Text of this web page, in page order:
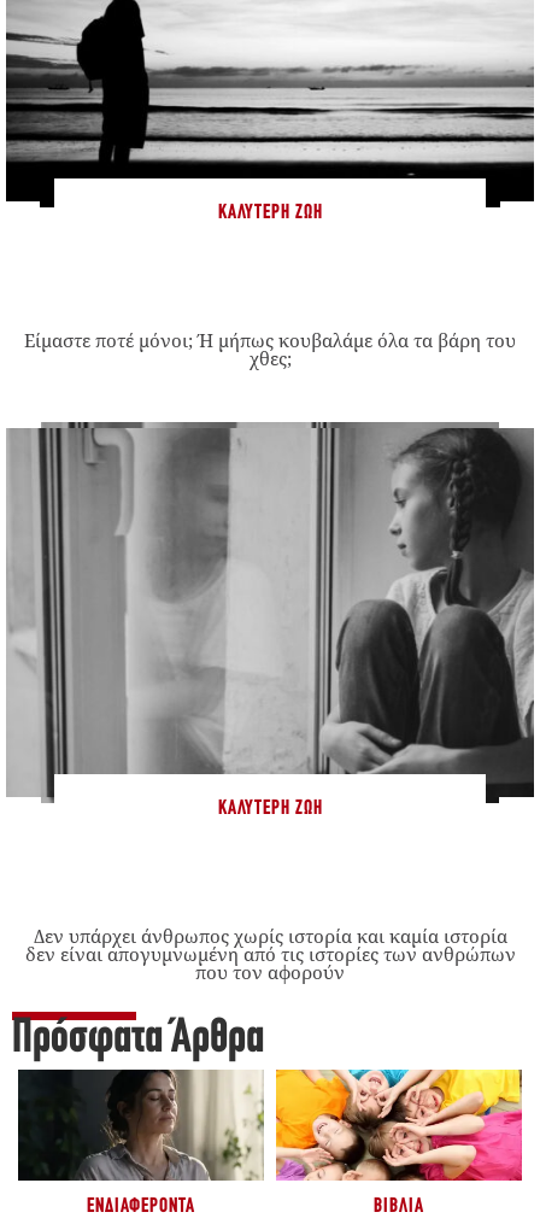
ΚΑΛΎΤΕΡΗ ΖΩΉ
Είμαστε ποτέ μόνοι; Ή μήπως κουβαλάμε όλα τα βάρη του
χθες;
ΚΑΛΎΤΕΡΗ ΖΩΉ
Δεν υπάρχει άνθρωπος χωρίς ιστορία και καμία ιστορία
δεν είναι απογυμνωμένη από τις ιστορίες των ανθρώπων
που τον αφορούν
Πρόσφατα Άρθρα
ΕΝΔΙΑΦΈΡΟΝΤΑ ΒΙΒΛΊΑ